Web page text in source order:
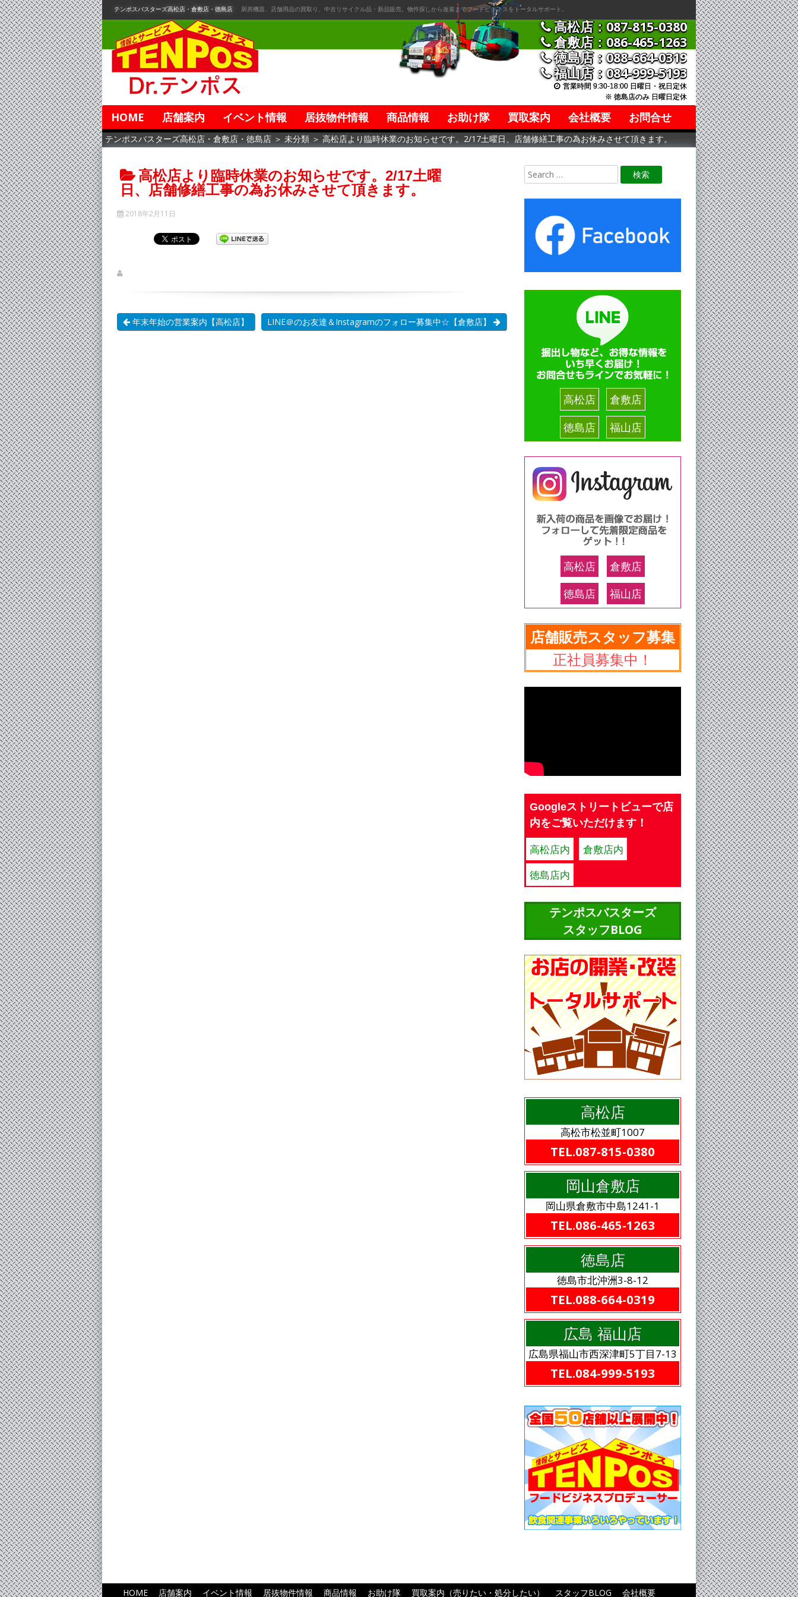
コ
ン
テ
ン
ツ
へ
移
動
テンポスバスターズ高松店・倉敷店・徳島店 厨房機器、店舗用品の買取り、中古リサイクル品・新品販売。物件探しから改装までフードビジネスをトータルサポート。
高松店：087-815-0380
倉敷店：086-465-1263
徳島店：088-664-0319
福山店：084-999-5193
営業時間 9:30-18:00 日曜日・祝日定休
※ 徳島店のみ 日曜日定休
HOME 店舗案内 イベント情報 居抜物件情報 商品情報 お助け隊 買取案内 会社概要 お問合せ
テンポスバスターズ高松店・倉敷店・徳島店 ＞ 未分類 ＞ 高松店より臨時休業のお知らせです。2/17土曜日、店舗修繕工事の為お休みさせて頂きます。
高松店より臨時休業のお知らせです。2/17土曜
日、店舗修繕工事の為お休みさせて頂きます。
2018年2月11日
年末年始の営業案内【高松店】 LINE＠のお友達＆Instagramのフォロー募集中☆【倉敷店】
高松店
倉敷店
徳島店
福山店
高松店
倉敷店
徳島店
福山店
店舗販売スタッフ募集
正社員募集中！
Googleストリートビューで店
内をご覧いただけます！
高松店内
倉敷店内
徳島店内
テンポスバスターズ
スタッフBLOG
高松店
高松市松並町1007
TEL.087-815-0380
岡山倉敷店
岡山県倉敷市中島1241-1
TEL.086-465-1263
徳島店
徳島市北沖洲3-8-12
TEL.088-664-0319
広島 福山店
広島県福山市西深津町5丁目7-13
TEL.084-999-5193
HOME 店舗案内 イベント情報 居抜物件情報 商品情報 お助け隊 買取案内（売りたい・処分したい） スタッフBLOG 会社概要